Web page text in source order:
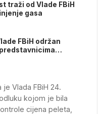
traži od Vlade FBiH
gasa
FBiH održan
logistika BiH
Vlada FBiH 24.
kojom je bila
cijena peleta,